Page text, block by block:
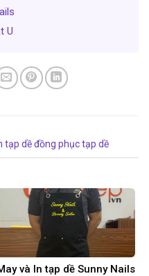
U
tạp dề đồng phụctạp dề
và In tạp dề Sunny Nails